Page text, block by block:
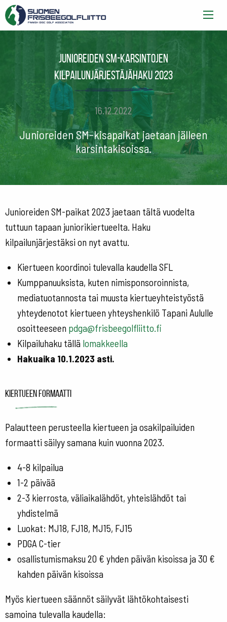
Junioreiden SM-karsintojen
kilpailunjärjestäjähaku 2023
16.12.2022
Junioreiden SM-kisapaikat jaetaan jälleen
karsintakisoissa.
Junioreiden SM-paikat 2023 jaetaan tältä vuodelta
tuttuun tapaan juniorikiertueelta. Haku
kilpailunjärjestäksi on nyt avattu.
Kiertueen koordinoi tulevalla kaudella SFL
Kumppanuuksista, kuten nimisponsoroinnista,
mediatuotannosta tai muusta kiertueyhteistyöstä
yhteydenotot kiertueen yhteyshenkilö Tapani Aululle
osoitteeseen pdga@frisbeegolfliitto.fi
Kilpailuhaku tällä lomakkeella
Hakuaika 10.1.2023 asti.
Kiertueen formaatti
Palautteen perusteella kiertueen ja osakilpailuiden
formaatti säilyy samana kuin vuonna 2023.
4-8 kilpailua
1-2 päivää
2-3 kierrosta, väliaikalähdöt, yhteislähdöt tai
yhdistelmä
Luokat: MJ18, FJ18, MJ15, FJ15
PDGA C-tier
osallistumismaksu 20 € yhden päivän kisoissa ja 30 €
kahden päivän kisoissa
Myös kiertueen säännöt säilyvät lähtökohtaisesti
samoina tulevalla kaudella: